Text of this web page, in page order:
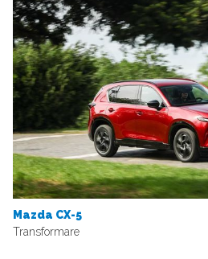
Mazda CX-5
Transformare